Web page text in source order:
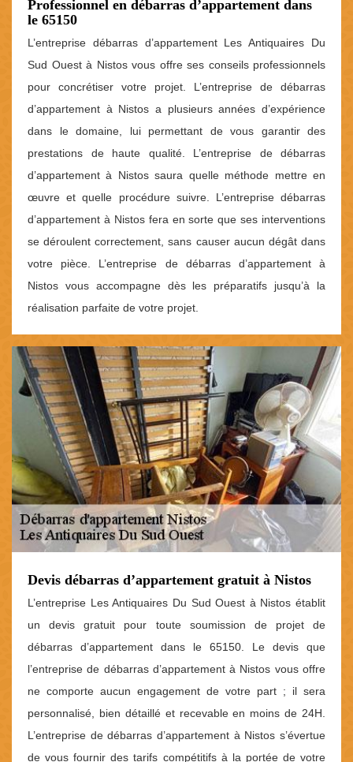
Professionnel en débarras d’appartement dans
le 65150
L’entreprise débarras d’appartement Les Antiquaires Du
Sud Ouest à Nistos vous offre ses conseils professionnels
pour concrétiser votre projet. L’entreprise de débarras
d’appartement à Nistos a plusieurs années d’expérience
dans le domaine, lui permettant de vous garantir des
prestations de haute qualité. L’entreprise de débarras
d’appartement à Nistos saura quelle méthode mettre en
œuvre et quelle procédure suivre. L’entreprise débarras
d’appartement à Nistos fera en sorte que ses interventions
se déroulent correctement, sans causer aucun dégât dans
votre pièce. L’entreprise de débarras d’appartement à
Nistos vous accompagne dès les préparatifs jusqu’à la
réalisation parfaite de votre projet.
Devis débarras d’appartement gratuit à Nistos
L’entreprise Les Antiquaires Du Sud Ouest à Nistos établit
un devis gratuit pour toute soumission de projet de
débarras d’appartement dans le 65150. Le devis que
l’entreprise de débarras d’appartement à Nistos vous offre
ne comporte aucun engagement de votre part ; il sera
personnalisé, bien détaillé et recevable en moins de 24H.
L’entreprise de débarras d’appartement à Nistos s’évertue
de vous fournir des tarifs compétitifs à la portée de votre